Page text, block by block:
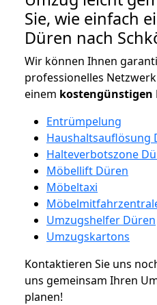
Sie, wie einfach
Düren nach
Wir können Ihnen
professionelles
einem kostengünstigen
Entrümpelung
Haushaltsauflösung
Halteverbotszone
Möbellift Düren
Möbeltaxi
Umzugshelfer Düren
Umzugskartons
Kontaktieren Sie uns
uns gemeinsam Ihren
planen!